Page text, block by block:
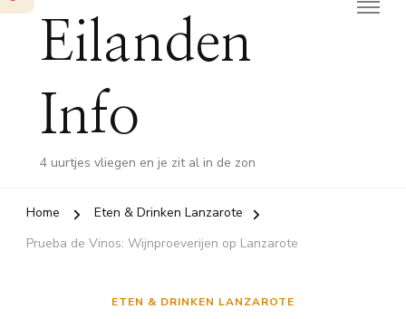
Eilanden
Info
4 uurtjes vliegen en je zit al in de zon
Home
Eten & Drinken Lanzarote
Prueba de Vinos: Wijnproeverijen op Lanzarote
ETEN & DRINKEN LANZAROTE